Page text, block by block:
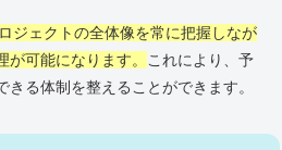
ジェクトの全体像を常に把握しなが
可能になります。
これにより、予
る体制を整えることができます。